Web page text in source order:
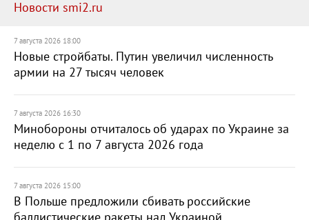
Новости smi2.ru
7 августа 2026 18:00
Новые стройбаты. Путин увеличил численность
армии на 27 тысяч человек
7 августа 2026 16:30
Минобороны отчиталось об ударах по Украине за
неделю с 1 по 7 августа 2026 года
7 августа 2026 15:00
В Польше предложили сбивать российские